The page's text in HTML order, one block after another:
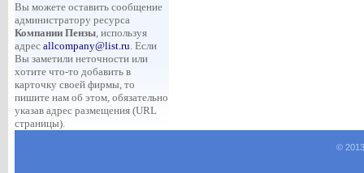
Вы можете оставить сообщение
администратору ресурса
Компании Пензы, используя
адрес allcompany@list.ru. Если
Вы заметили неточности или
хотите что-то добавить в
карточку своей фирмы, то
пишите нам об этом, обязательно
указав адрес размещения (URL
страницы).
©